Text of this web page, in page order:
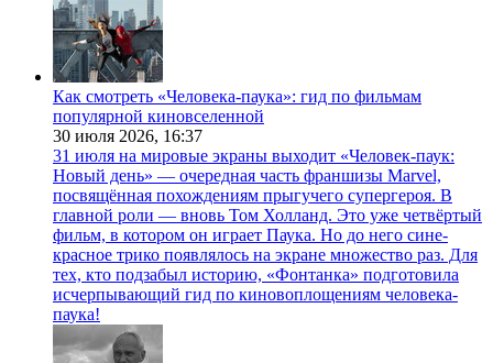
Как смотреть «Человека-паука»: гид по фильмам
популярной киновселенной
30 июля 2026, 16:37
31 июля на мировые экраны выходит «Человек-паук:
Новый день» — очередная часть франшизы Marvel,
посвящённая похождениям прыгучего супергероя. В
главной роли — вновь Том Холланд. Это уже четвёртый
фильм, в котором он играет Паука. Но до него сине-
красное трико появлялось на экране множество раз. Для
тех, кто подзабыл историю, «Фонтанка» подготовила
исчерпывающий гид по киновоплощениям человека-
паука!